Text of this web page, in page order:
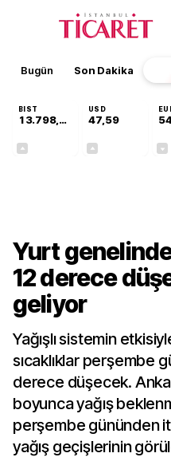
Bugün Son Dakika
BIST
13.798,82
USD
47,59
Yurt
12 derece
geliyor
Yağışlı sistemin
sıcaklıklar perşembe
derece düşecek.
boyunca yağış
perşembe gününden
yağış geçişlerinin